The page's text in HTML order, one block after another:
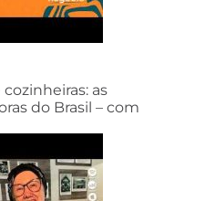
as
do Brasil – com